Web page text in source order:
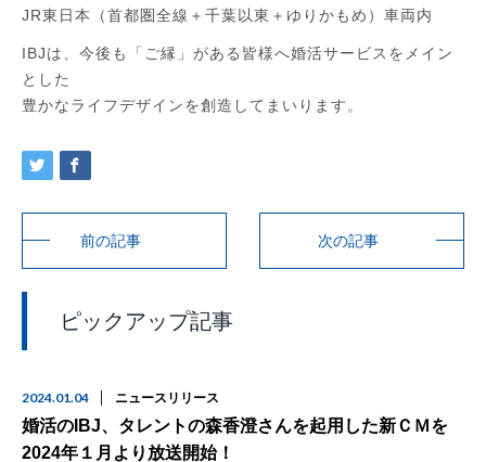
JR東日本（首都圏全線＋千葉以東＋ゆりかもめ）車両内
IBJは、今後も「ご縁」がある皆様へ婚活サービスをメイン
とした
豊かなライフデザインを創造してまいります。
前の記事 次の記事
ピックアップ記事
2024.01.04 ニュースリリース
婚活のIBJ、タレントの森香澄さんを起用した新ＣＭを
2024年１月より放送開始！